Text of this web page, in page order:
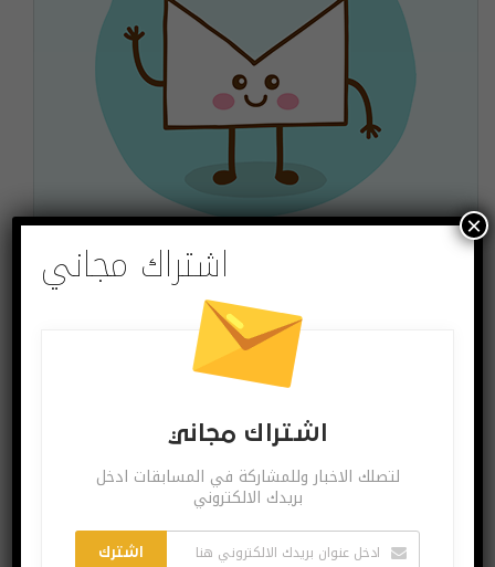
اشتراك مجاني
لتصلك الاخبار وللمشاركة في المسابقات ادخل بريدك
الالكتروني
يمكنك الغاء الاشتراك ساعة ما تشاء
اشتراك مجاني
اشتراك مجاني
لتصلك الاخبار وللمشاركة في المسابقات ادخل
بريدك الالكتروني
اشترك
×